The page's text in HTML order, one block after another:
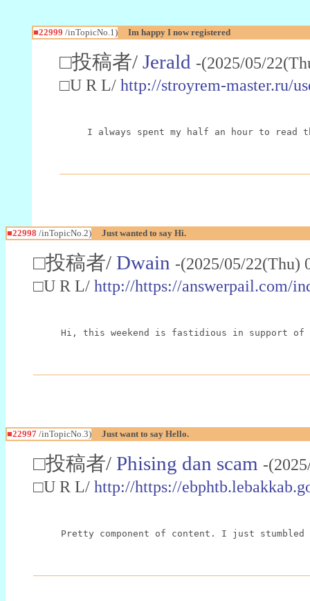
■22999 /inTopicNo.1) Im happy I now registered
□投稿者/ Jerald -(2025/05/
□U R L/ http://stroyrem-master.ru/
I always spent my half an hour to
■22998 /inTopicNo.2) Just wanted to say Hi.
□投稿者/ Dwain -(2025/05/
□U R L/ http://https://answerpail.com/
Hi, this weekend is fastidious in support of
■22997 /inTopicNo.3) Just want to say Hello.
□投稿者/ Phising dan scam -
□U R L/ http://https://
Pretty component of content. I just